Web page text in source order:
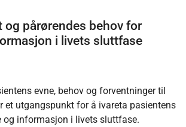
og pårørendes behov for
i livets sluttfase
evne, behov og forventninger til
et utgangspunkt for å ivareta pasientens
og informasjon i livets sluttfase.